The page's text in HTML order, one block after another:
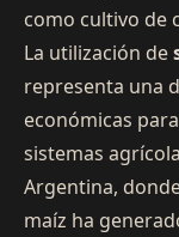
como cultivo de
La utilización de
representa una
económicas
sistemas
Argentina,
maíz ha